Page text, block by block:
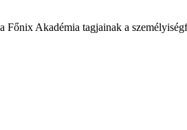
Akadémia tagjainak a